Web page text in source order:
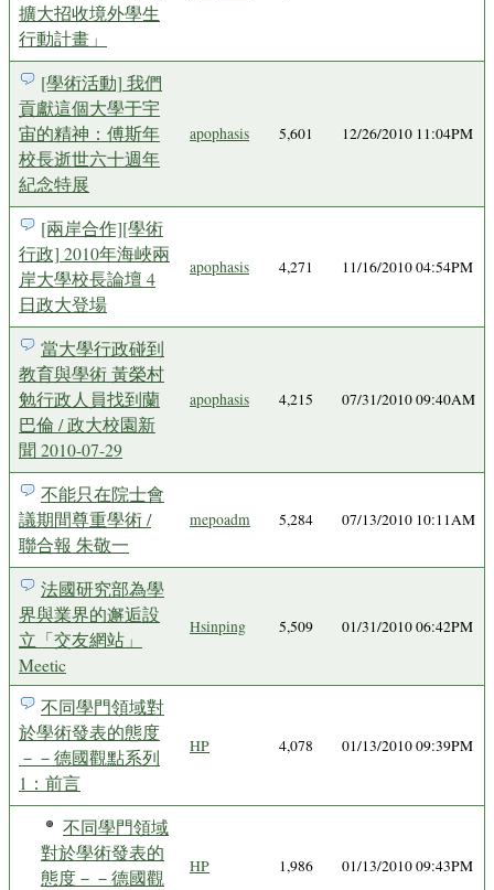
擴大招收境外學生
行動計畫」
[學術活動] 我們
貢獻這個大學于宇
宙的精神：傅斯年
校長逝世六十週年
紀念特展
apophasis 5,601 12/26/2010 11:04PM
[兩岸合作][學術
行政] 2010年海峽兩
岸大學校長論壇 4
日政大登場
apophasis 4,271 11/16/2010 04:54PM
當大學行政碰到
教育與學術 黃榮村
勉行政人員找到蘭
巴倫 / 政大校園新
聞 2010-07-29
apophasis 4,215 07/31/2010 09:40AM
不能只在院士會
議期間尊重學術 /
聯合報 朱敬一
mepoadm 5,284 07/13/2010 10:11AM
法國研究部為學
界與業界的邂逅設
立「交友網站」
Meetic
Hsinping 5,509 01/31/2010 06:42PM
不同學門領域對
於學術發表的態度
－－德國觀點系列
1：前言
HP 4,078 01/13/2010 09:39PM
不同學門領域
對於學術發表的
態度－－德國觀
HP 1,986 01/13/2010 09:43PM